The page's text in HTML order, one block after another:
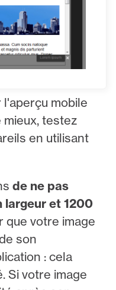
mobile
testez
en utilisant
de ne pas
largeur et 1200
que votre image
son
: cela
Si votre image